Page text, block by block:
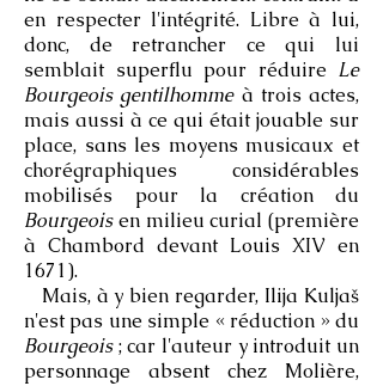
en respecter l'intégrité. Libre à lui,
donc, de retrancher ce qui lui
semblait superflu pour réduire Le
Bourgeois gentilhommeà trois actes,
mais aussi à ce qui était jouable sur
place, sans les moyens musicaux et
chorégraphiques considérables
mobilisés pour la création du
Bourgeoisen milieu curial (première
à Chambord devant Louis XIV en
1671).
Mais, à y bien regarder, Ilija Kuljaš
n'est pas une simple « réduction » du
Bourgeois; car l'auteur y introduit un
personnage absent chez Molière,